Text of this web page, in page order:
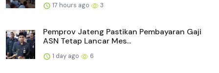
17 hours ago 3
Pemprov Jateng Pastikan Pembayaran Gaji
ASN Tetap Lancar Mes...
1 day ago 6